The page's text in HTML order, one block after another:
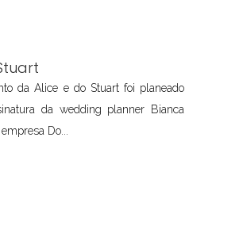
da Alice e do Stuart foi planeado
da wedding planner Bianca
Do...